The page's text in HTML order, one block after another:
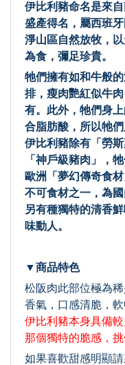
伊比利豬命名是來
盛產得名，屬西班
淨山區自然放牧，
為食，彌足珍貴。
牠們擁有如和牛般
排，瘦肉艷紅似牛
有。此外，牠們身
合脂肪酸，所以牠
伊比利豬除有「勞
「神戶級豬肉」，
歐洲「夢幻傳奇食
不可食材之一，為
另有種獨特的清香
味動人。
▼商品特色
松阪肉此部位極為
香氣，口感清脆，軟
伊比利豬本身具備
那個獨特的脆感，
如果喜歡甜感明顯